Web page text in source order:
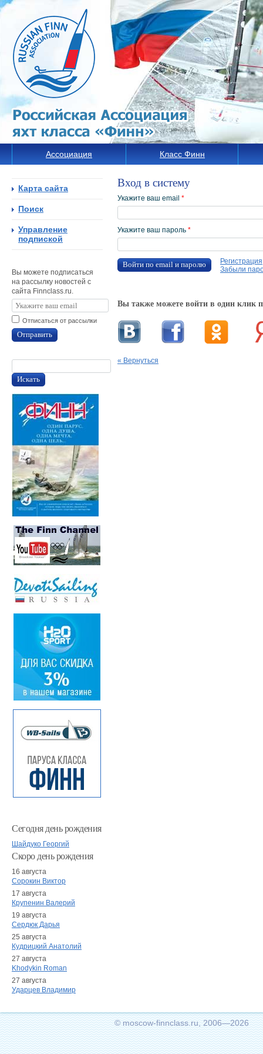
Ассоциация Класс Финн
Вход в систему
Укажите ваш email *
Укажите ваш пароль *
Войти по email и паролю
Регистрация
Забыли
Вы также можете войти в один клик
« Вернуться
Карта сайта
Поиск
Управление
подпиской
Вы можете подписаться
на рассылку новостей с
сайта Finnclass.ru.
Отписаться от рассылки
Отправить
Искать
Сегодня день рождения
Шайдуко Георгий
Скоро день рождения
16 августа
Сорокин Виктор
17 августа
Крупенин Валерий
19 августа
Сердюк Дарья
25 августа
Кудрицкий Анатолий
27 августа
Khodykin Roman
27 августа
Ударцев Владимир
© moscow-finnclass.ru, 2006—2026